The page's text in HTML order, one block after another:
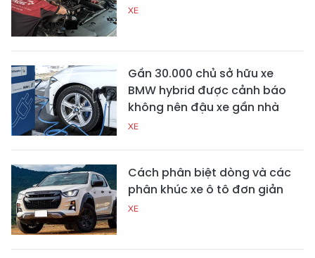
XE
Gần 30.000 chủ sở hữu xe
BMW hybrid được cảnh báo
không nên đậu xe gần nhà
XE
Cách phân biệt dòng và các
phân khúc xe ô tô đơn giản
XE